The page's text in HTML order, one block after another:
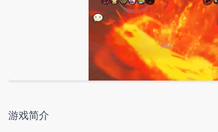
游戏简介